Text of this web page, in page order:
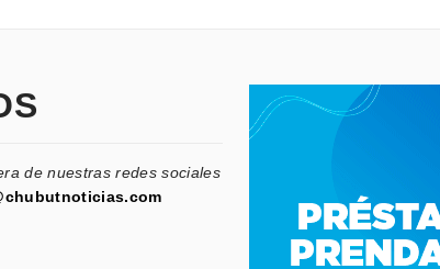
de nuestras redes sociales